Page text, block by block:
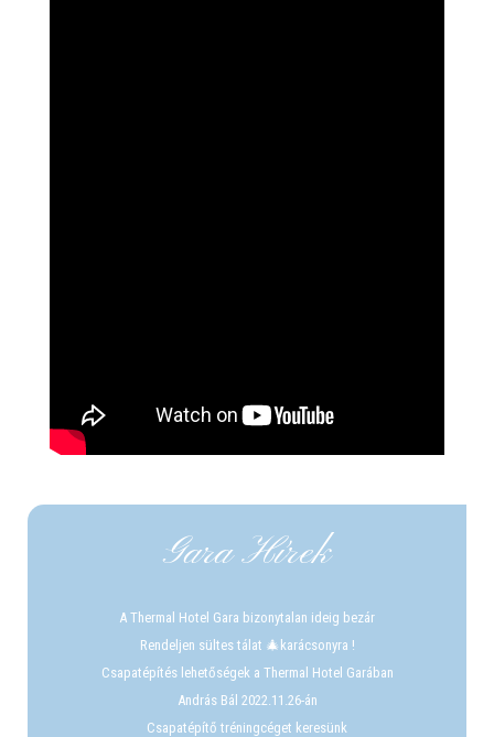
Gara Hírek
A Thermal Hotel Gara bizonytalan ideig bezár
Rendeljen sültes tálat 🎄karácsonyra !
Csapatépítés lehetőségek a Thermal Hotel Garában
András Bál 2022.11.26-án
Csapatépítő tréningcéget keresünk